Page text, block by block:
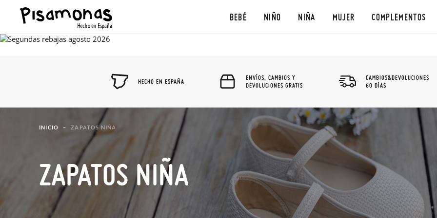
BEBÉ NIÑO NIÑA MUJER COMPLEMENTOS
HECHO EN ESPAÑA
ENVÍOS, CAMBIOS Y
DEVOLUCIONES GRATIS
CAMBIOS&DEVOLUCIONES
60 DÍAS
INICIO ZAPATOS NIÑA
ZAPATOS NIÑA